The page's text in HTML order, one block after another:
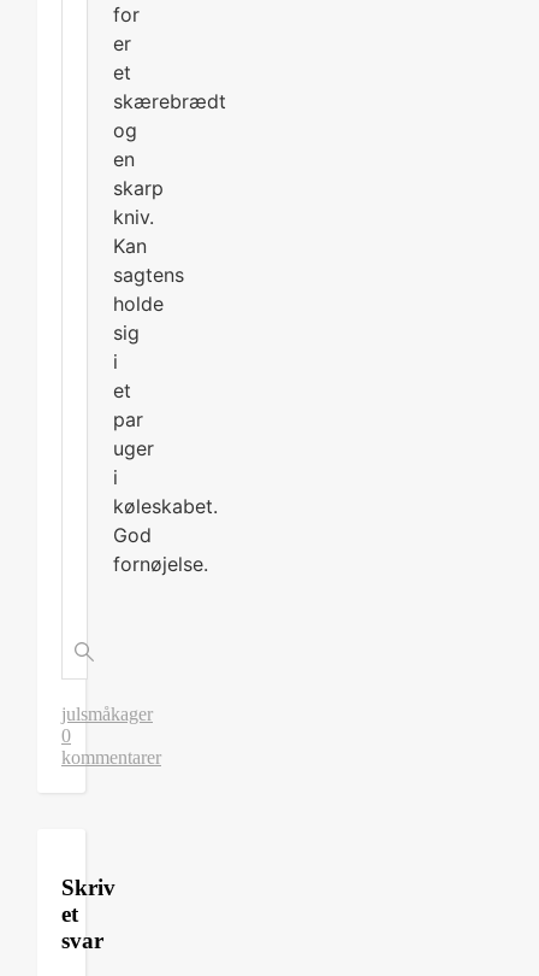
for
er
et
skærebrædt
og
en
skarp
kniv.
Kan
sagtens
holde
sig
i
et
par
uger
i
køleskabet.
God
fornøjelse.
julsmåkager
0
kommentarer
Skriv
et
svar